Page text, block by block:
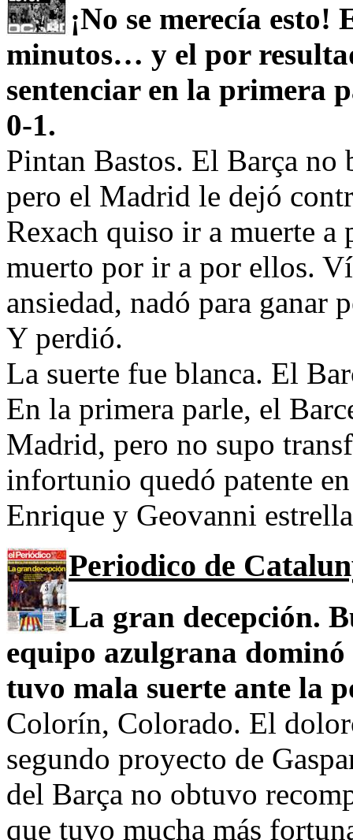
¡No se merecía
minutos… y el por
sentenciar en la primera
0-1.
Pintan Bastos. El Barça no
pero el Madrid le dejó
Rexach quiso ir a muerte a
muerto por ir a por ellos.
ansiedad, nadó para ganar
Y perdió.
La suerte fue blanca. El
En la primera parle, el
Madrid, pero no supo
infortunio quedó patente
Enrique y Geovanni
Periodico de
La gran decepción.
equipo azulgrana
tuvo mala suerte ante la
Colorín, Colorado. El
segundo proyecto de
del Barça no obtuvo
que tuvo mucha más